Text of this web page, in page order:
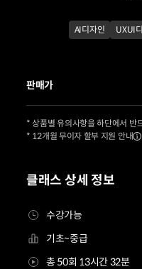
AI디자인 UXUI
클래스 상세 정보
수강가능
기초~중급
총 50회 13시간 32분
판매가
* 상품별 유의사항을 하단에서 반
* 12개월 무이자 할부 지원 안내